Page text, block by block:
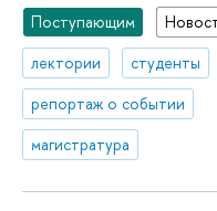
Поступающим
лектории
студенты
репортаж о событии
магистратура